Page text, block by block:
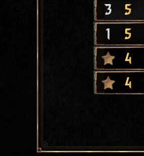
3 5
1 5
4
4